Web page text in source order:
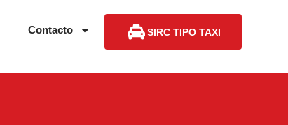
Contacto SIRC TIPO TAXI